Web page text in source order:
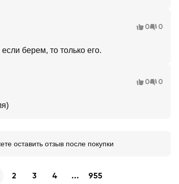
0 0
берем, то только его.
0 0
оставить отзыв после покупки
2 3 4 ... 955